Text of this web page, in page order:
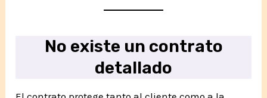
No existe un contrato
detallado